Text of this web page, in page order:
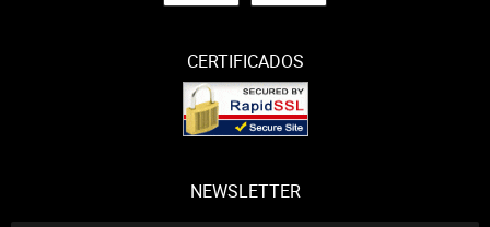
CERTIFICADOS
NEWSLETTER